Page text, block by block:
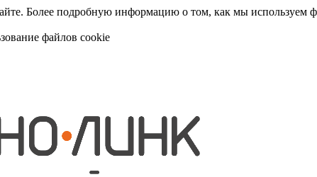
Более подробную информацию о том, как мы используем
файлов cookie